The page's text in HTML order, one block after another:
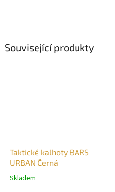
Související produkty
Taktické kalhoty BARS
URBAN Černá
Průměrné
Skladem